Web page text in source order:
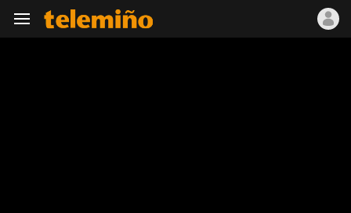
Navegación